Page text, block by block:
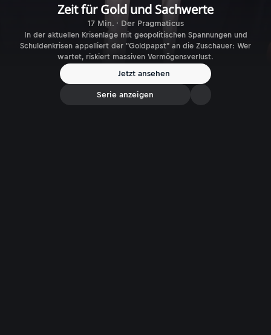
Zeit für Gold und Sachwerte
17 Min. · Der Pragmaticus
In der aktuellen Krisenlage mit geopolitischen Spannungen und
Schuldenkrisen appelliert der "Goldpapst" an die Zuschauer: Wer
wartet, riskiert massiven Vermögensverlust.
Jetzt ansehen
Serie anzeigen